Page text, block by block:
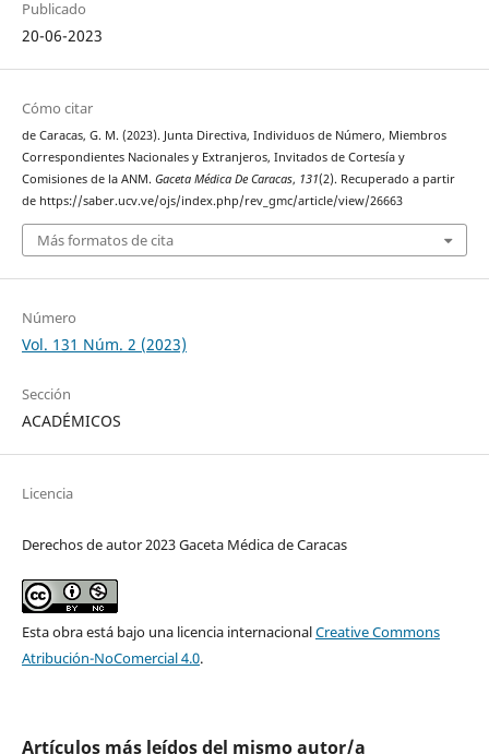
Publicado
20-06-2023
Cómo citar
de Caracas, G. M. (2023). Junta Directiva, Individuos de Número, Miembros
Correspondientes Nacionales y Extranjeros, Invitados de Cortesía y
Comisiones de la ANM. Gaceta Médica De Caracas, 131(2). Recuperado a partir
de https://saber.ucv.ve/ojs/index.php/rev_gmc/article/view/26663
Más formatos de cita
Número
Vol. 131 Núm. 2 (2023)
Sección
ACADÉMICOS
Licencia
Derechos de autor 2023 Gaceta Médica de Caracas
Esta obra está bajo una licencia internacionalCreative Commons
Atribución-NoComercial 4.0.
Artículos más leídos del mismo autor/a